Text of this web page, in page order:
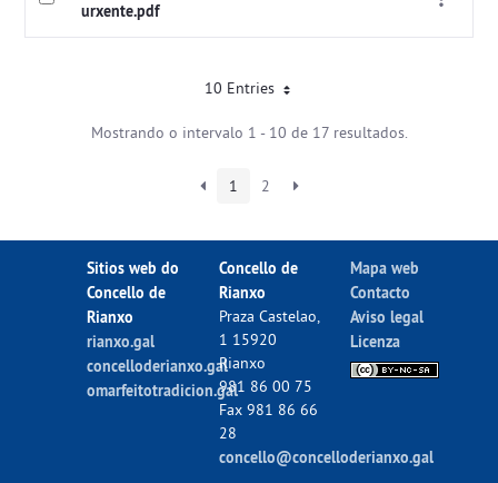
urxente.pdf
10 Entries
Mostrando o intervalo 1 - 10 de 17 resultados.
1 2
Sitios web do
Concello de
Rianxo
rianxo.gal
concelloderianxo.gal
omarfeitotradicion.gal
Concello de
Rianxo
Praza Castelao,
1 15920
Rianxo
981 86 00 75
Fax 981 86 66
28
concello@concelloderianxo.gal
Mapa web
Contacto
Aviso legal
Licenza